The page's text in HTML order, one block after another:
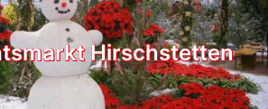
Hirschstetten